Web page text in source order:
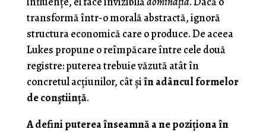
transformă într-o morală abstractă, ignoră
structura economică care o produce. De aceea
Lukes propune o reîmpăcare între cele două
registre: puterea trebuie văzută atât în
concretul acțiunilor, cât șiîn adâncul formelor
de conștiință.
A defini puterea înseamnă a ne poziționa în